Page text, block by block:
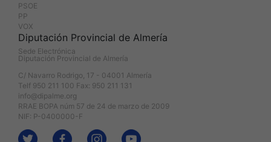
PSOE
PP
VOX
Diputación Provincial de Almería
Sede Electrónica
Diputación Provincial de Almería
C/ Navarro Rodrigo, 17 - 04001 Almería
Telf 950 211 100 Fax: 950 211 131
info@dipalme.org
RRAE BOPA núm 57 de 24 de marzo de 2009
NIF: P-0400000-F